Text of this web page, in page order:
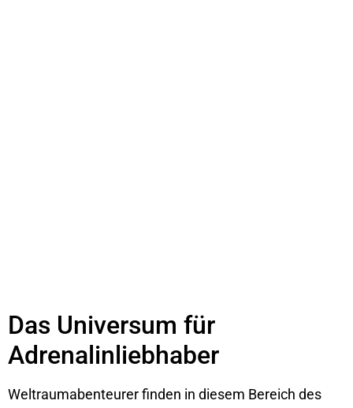
Das Universum für
Adrenalinliebhaber
Weltraumabenteurer finden in diesem Bereich des